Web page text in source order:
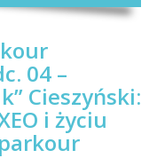
04 –
Cieszyński:
i życiu